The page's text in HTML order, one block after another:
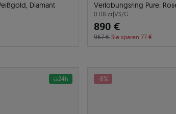
Diamant Verlobungsring Pure:
0.08 ct|VS/G
890 €
967 € Sie sparen 77 €
24h -8%